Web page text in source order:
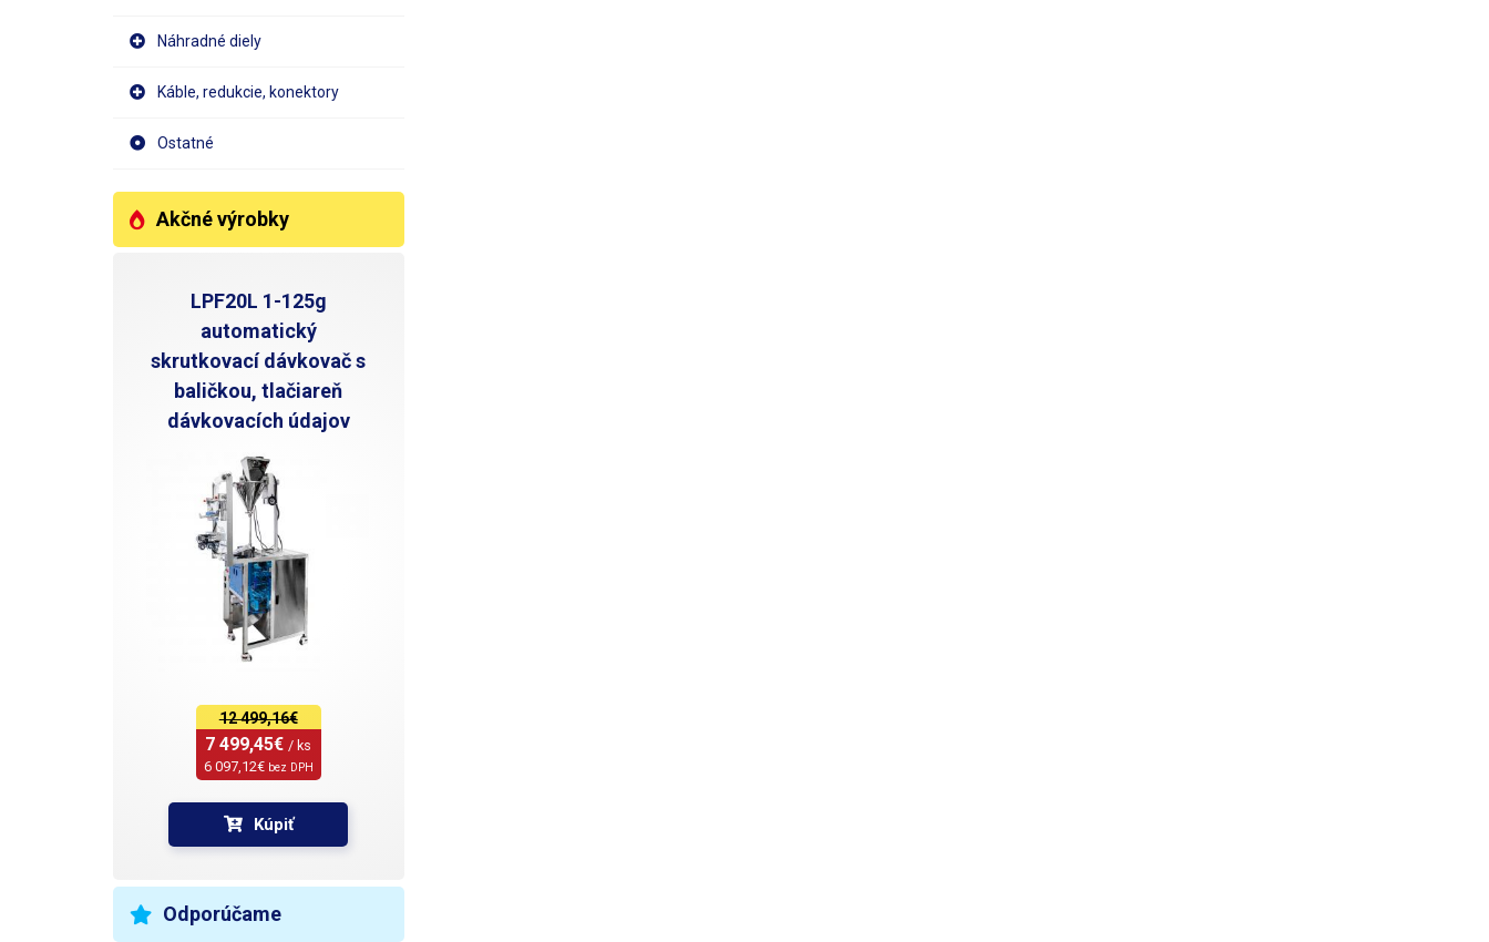
Náhradné diely
Káble, redukcie, konektory
Ostatné
Akčné výrobky
LPF20L 1-125g
automatický
skrutkovací dávkovač s
baličkou, tlačiareň
dávkovacích údajov
12 499,16€
7 499,45€ / ks
6 097,12€ bez DPH
Kúpiť
Odporúčame